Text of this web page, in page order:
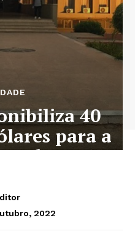
40
para a
da RNA
2022